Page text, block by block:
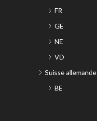
FR
GE
NE
VD
Suisse allemande
BE